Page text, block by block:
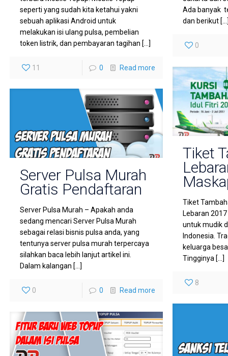
Ada banyak
dan berikut
0
seperti yang sudah kita ketahui yakni
sebuah aplikasi Android untuk
melakukan isi ulang pulsa, pembelian
token listrik, dan pembayaran tagihan […]
11 0 Read more
Tiket
Tiket
Lebaran
untuk mudik
Indonesia.
keluarga
Tingginya […]
8
Server Pulsa Murah
Gratis Pendaftaran
Server Pulsa Murah – Apakah anda
sedang mencari Server Pulsa Murah
sebagai relasi bisnis pulsa anda, yang
tentunya server pulsa murah terpercaya
silahkan baca lebih lanjut artikel ini.
Dalam kalangan […]
0 0 Read more